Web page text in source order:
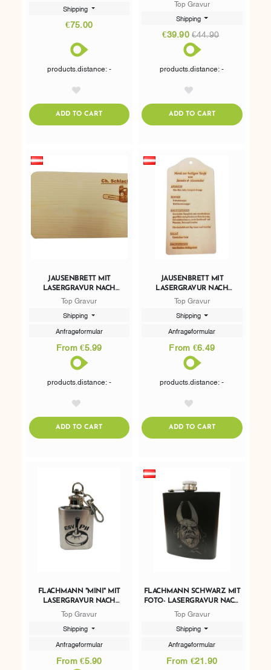
Shipping
€75.00
products.distance: -
ADD TO CARTADDTOCART
Top Gravur
Shipping
€39.90€44.90
products.distance: -
ADD TO CARTADDTOCART
JAUSENBRETT MIT
LASERGRAVUR NACH
WUNSCH 23 X 12CM
Top Gravur
Shipping
Anfrageformular
From €5.99
products.distance: -
ADD TO CARTADDTOCART
JAUSENBRETT MIT
LASERGRAVUR NACH
WUNSCH 30 X 15CM
Top Gravur
Shipping
Anfrageformular
From €6.49
products.distance: -
ADD TO CARTADDTOCART
FLACHMANN "MINI" MIT
LASERGRAVUR NACH
WUNSCH 30ML
Top Gravur
Shipping
Anfrageformular
From €5.90
FLACHMANN SCHWARZ MIT
FOTO- LASERGRAVUR NACH
WUNSCH 200ML
Top Gravur
Shipping
Anfrageformular
From €21.90